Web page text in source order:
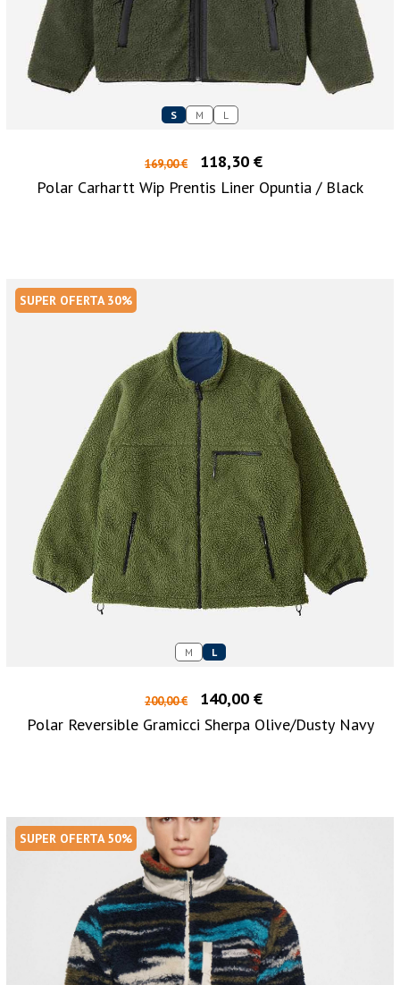
S M L
169,00 €
118,30 €
Polar Carhartt Wip Prentis Liner Opuntia / Black
SUPER OFERTA 30%
M L
200,00 €
140,00 €
Polar Reversible Gramicci Sherpa Olive/Dusty Navy
SUPER OFERTA 50%